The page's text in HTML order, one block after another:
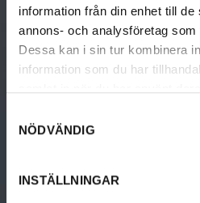
information från din enhet till
annons- och analysföretag
Dessa kan i sin tur kombinera
information som du har
NÖDVÄNDIG
INSTÄLLNINGAR
GÖRA
Aktiviteter
Kultur & historia
Mat & dryck